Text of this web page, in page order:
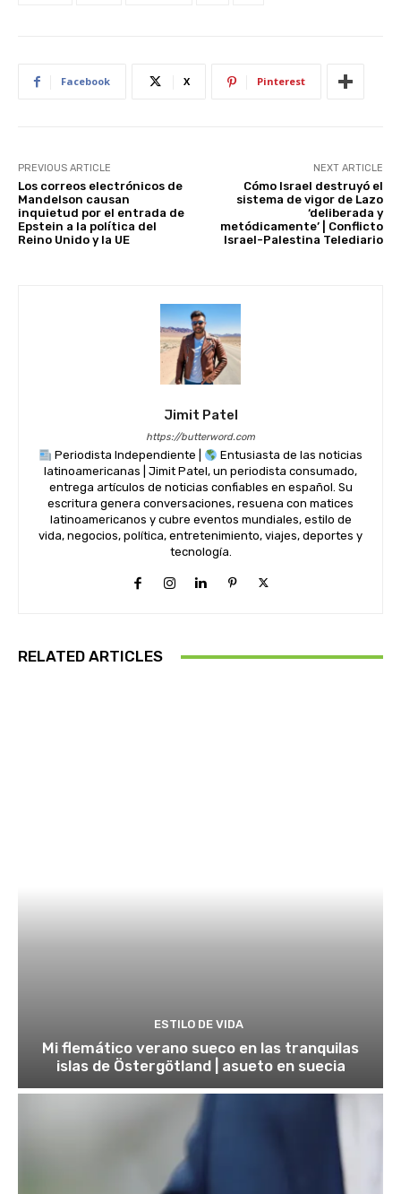
p
Facebook X Pinterest
PREVIOUS ARTICLE
Los correos electrónicos de
Mandelson causan
inquietud por el entrada de
Epstein a la política del
Reino Unido y la UE
NEXT ARTICLE
Cómo Israel destruyó el
sistema de vigor de Lazo
‘deliberada y
metódicamente’ | Conflicto
Israel-Palestina Telediario
Jimit Patel
https://butterword.com
Periodista Independiente |
Entusiasta de las noticias
latinoamericanas | Jimit Patel, un periodista consumado,
entrega artículos de noticias confiables en español. Su
escritura genera conversaciones, resuena con matices
latinoamericanos y cubre eventos mundiales, estilo de
vida, negocios, política, entretenimiento, viajes, deportes y
tecnología.
RELATED ARTICLES
ESTILO DE VIDA
Mi flemático verano sueco en las tranquilas
islas de Östergötland | asueto en suecia